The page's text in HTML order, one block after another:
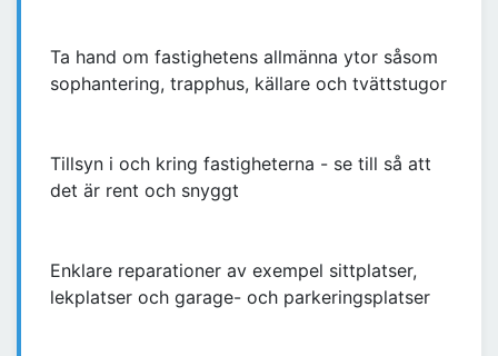
Ta hand om fastighetens allmänna ytor såsom
sophantering, trapphus, källare och tvättstugor
Tillsyn i och kring fastigheterna - se till så att
det är rent och snyggt
Enklare reparationer av exempel sittplatser,
lekplatser och garage- och parkeringsplatser